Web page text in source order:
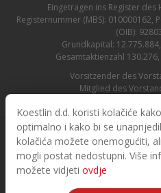
Koestlin d.d. koristi kolačiće
optimalno i kako bi se
kolačića možete onemogućiti,
mogli postat nedostupni. Više
možete vidjeti ovdje
Eingetragen ins Register
Registernummer (MBS):
(OIB):
Grundkapital:
Gesamtaktienzahl
Vorsitzender des
Mitglied des
© 2026. Koestlin. Alle
Designed and